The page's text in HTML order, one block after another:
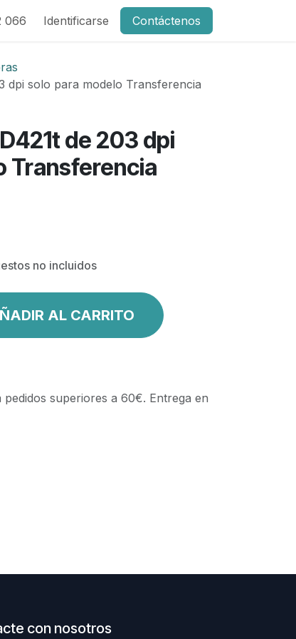
066 Identificarse Contáctenos
dpi solo para modelo Transferencia
de 203 dpi
Transferencia
no incluidos
AL CARRITO
superiores a 60€. Entrega en
con nosotros